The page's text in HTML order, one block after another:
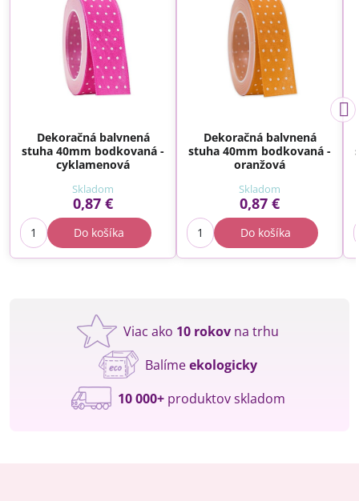
Dekoračná balvnená
stuha 40mm bodkovaná -
cyklamenová
Skladom
0,87 €
Do košíka
Dekoračná balvnená
stuha 40mm bodkovaná -
oranžová
Skladom
0,87 €
Do košíka
Viac ako 10 rokov na trhu
Balímeekologicky
10 000+produktov skladom